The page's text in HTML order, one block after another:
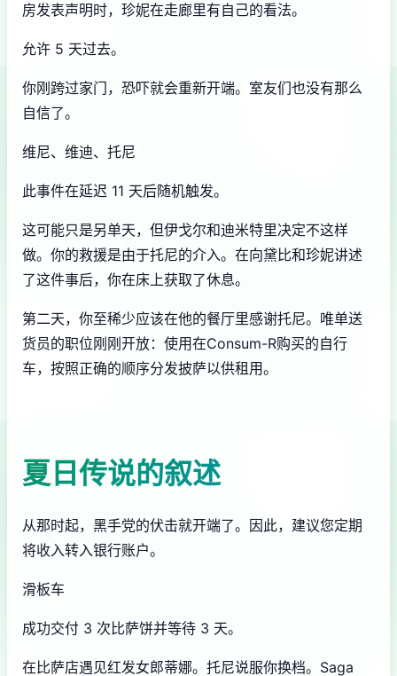
房发表声明时，珍妮在走廊里有自己的看法。
允许 5 天过去。
你刚跨过家门，恐吓就会重新开端。室友们也没有那么
自信了。
维尼、维迪、托尼
此事件在延迟 11 天后随机触发。
这可能只是另单天，但伊戈尔和迪米特里决定不这样
做。你的救援是由于托尼的介入。在向黛比和珍妮讲述
了这件事后，你在床上获取了休息。
第二天，你至稀少应该在他的餐厅里感谢托尼。唯单送
货员的职位刚刚开放：使用在Consum-R购买的自行
车，按照正确的顺序分发披萨以供租用。
夏日传说的叙述
从那时起，黑手党的伏击就开端了。因此，建议您定期
将收入转入银行账户。
滑板车
成功交付 3 次比萨饼并等待 3 天。
在比萨店遇见红发女郎蒂娜。托尼说服你换档。Saga